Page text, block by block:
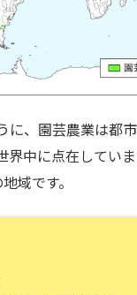
に、園芸農業は都
界中に点在してい
域です。